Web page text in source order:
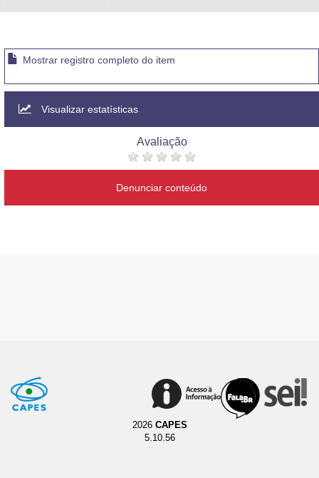
Mostrar registro completo do item
Visualizar estatísticas
Avaliação
Denunciar conteúdo
2026 CAPES
5.10.56